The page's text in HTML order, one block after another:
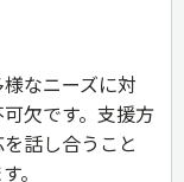
なニーズに対
欠です。支援方
話し合うこと
。